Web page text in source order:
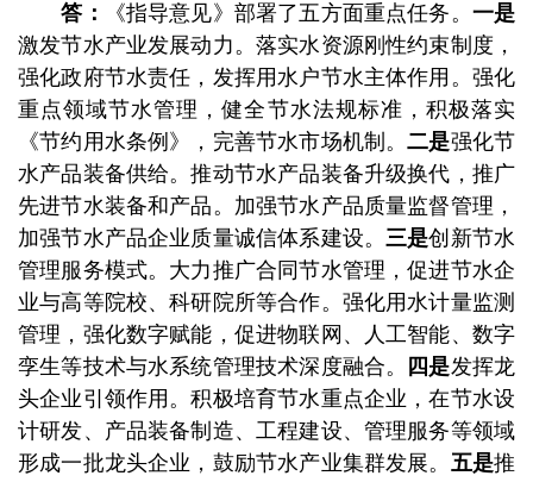
答：
《指导意见》部署了五方面重点任务。 一是
激发节水产业发展动力。落实水资源刚性约束制度，
强化政府节水责任，发挥用水户节水主体作用。强化
重点领域节水管理，健全节水法规标准，积极落实
《节约用水条例》，完善节水市场机制。二是强化节
水产品装备供给。推动节水产品装备升级换代，推广
先进节水装备和产品。加强节水产品质量监督管理，
加强节水产品企业质量诚信体系建设。三是创新节水
管理服务模式。大力推广合同节水管理，促进节水企
业与高等院校、科研院所等合作。强化用水计量监测
管理，强化数字赋能，促进物联网、人工智能、数字
孪生等技术与水系统管理技术深度融合。
四是发挥龙
头企业引领作用。积极培育节水重点企业，在节水设
计研发、产品装备制造、工程建设、管理服务等领域
形成一批龙头企业，鼓励节水产业集群发展。 五是推